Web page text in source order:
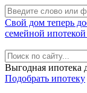
Свой дом теперь
семейной
Выгодная ипотека
Подобрать ипотеку